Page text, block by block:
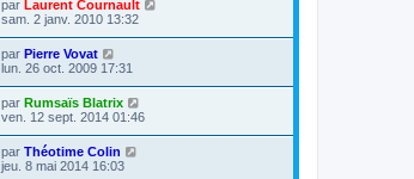
par Laurent Cournault
sam. 2 janv. 2010 13:32
par Pierre Vovat
lun. 26 oct. 2009 17:31
par Rumsaïs Blatrix
ven. 12 sept. 2014 01:46
par Théotime Colin
jeu. 8 mai 2014 16:03